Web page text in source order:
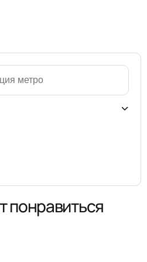
понравиться